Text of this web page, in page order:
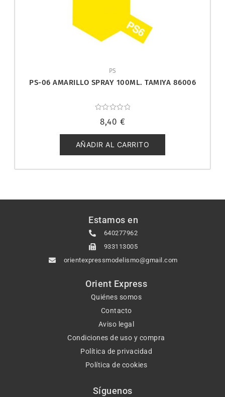
PS
PS-06 AMARILLO SPRAY 100ML. TAMIYA 86006
con
de
5
8,40 €
AÑADIR AL CARRITO
Estamos en
640277962
933113005
orientexpressmodelismo@gmail.com
Orient Express
Quiénes somos
Contacto
Aviso legal
Condiciones de uso y compra
Política de privacidad
Política de cookies
Síguenos